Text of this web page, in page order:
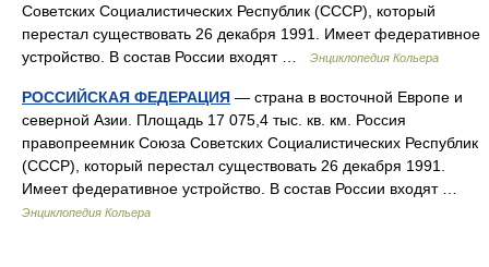
Советских Социалистических Республик (СССР), который
перестал существовать 26 декабря 1991. Имеет федеративное
устройство. В состав России входят …
Энциклопедия Кольера
РОССИЙСКАЯ ФЕДЕРАЦИЯ — страна в восточной Европе и
северной Азии. Площадь 17 075,4 тыс. кв. км. Россия
правопреемник Союза Советских Социалистических Республик
(СССР), который перестал существовать 26 декабря 1991.
Имеет федеративное устройство. В состав России входят …
Энциклопедия Кольера